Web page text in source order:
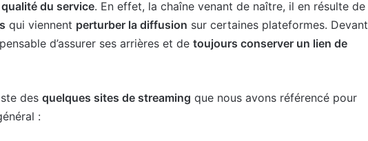
du service. En effet, la chaîne venant de naître, il en résulte de
qui viennent perturber la diffusion sur certaines plateformes. Devant
d’assurer ses arrières et de toujours conserver un lien de
des quelques sites de streaming que nous avons référencé pour
: